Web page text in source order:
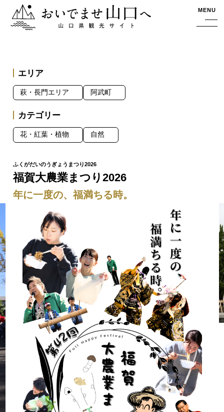
おいでませ山口へー山口県観光サイト MENU
福賀大農業まつり2026
年に一度の、福満ちる時。
エリア
萩・長門エリア 阿武町
カテゴリー
花・紅葉・植物 自然